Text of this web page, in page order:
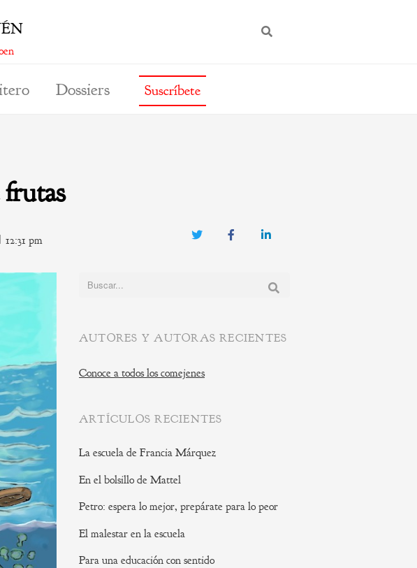
BUSCAR
Dossiers Suscríbete
frutas
12:31 pm TwitterFacebookLinkedIn
Buscar:
AUTORES Y AUTORAS RECIENTES
Conoce a todos los comejenes
ARTÍCULOS RECIENTES
La escuela de Francia Márquez
En el bolsillo de Mattel
Petro: espera lo mejor, prepárate para lo peor
El malestar en la escuela
Para una educación con sentido